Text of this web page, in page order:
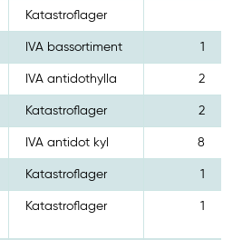
Katastroflager
IVA bassortiment 1
IVA antidothylla 2
Katastroflager 2
IVA antidot kyl 8
Katastroflager 1
Katastroflager 1